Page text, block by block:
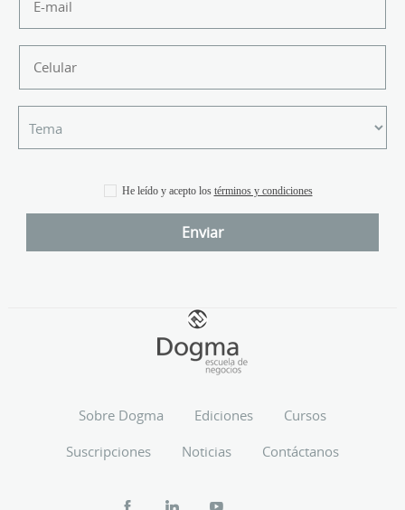
He leído y acepto los términos y condiciones
Sobre Dogma Ediciones
Cursos
Suscripciones
Noticias Contáctanos